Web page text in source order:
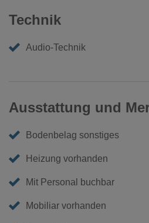
Technik
Audio-Technik
Ausstattung und
Bodenbelag sonstiges
Heizung vorhanden
Mit Personal buchbar
Mobiliar vorhanden